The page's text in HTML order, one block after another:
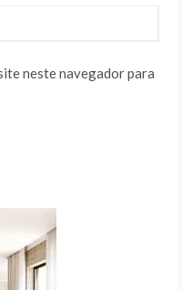
neste navegador para